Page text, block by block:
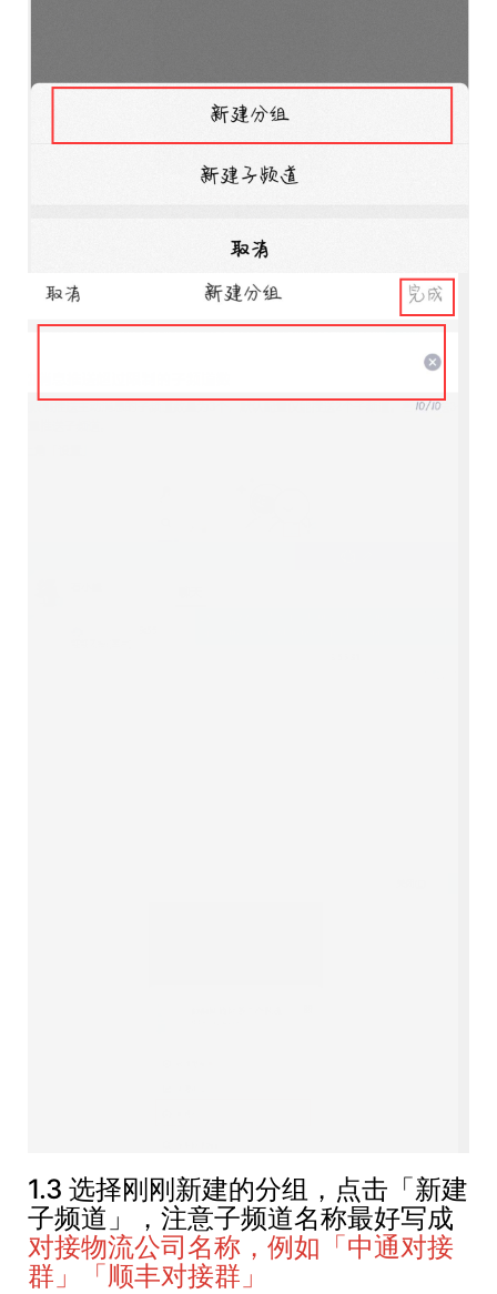
1.3 选择刚刚新建的分组，点击「新建
子频道」，注意子频道名称最好写成
对接物流公司名称，例如「中通对接
群」「顺丰对接群」